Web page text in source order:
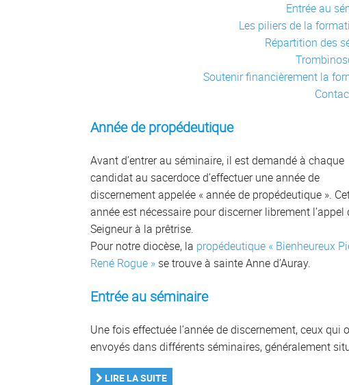
Entrée au
Les piliers de la
Répartition des
Soutenir financièrement la
Année de propédeutique
Avant d’entrer au séminaire, il est demandé à chaque
candidat au sacerdoce d’effectuer une année de
discernement appelée « année de propédeutique ».
année est nécessaire pour discerner librement l’appel
Seigneur à la prêtrise.
Pour notre diocèse, la propédeutique « Bienheureux
René Rogue » se trouve à sainte Anne d’Auray.
Entrée au séminaire
Une fois effectuée l’année de discernement, ceux
envoyés dans différents séminaires, généralement
LIRE LA SUITE